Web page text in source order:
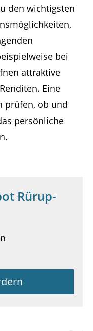
den wichtigsten
bei
attraktive
Eine
prüfen, ob und
persönliche
Rürup-